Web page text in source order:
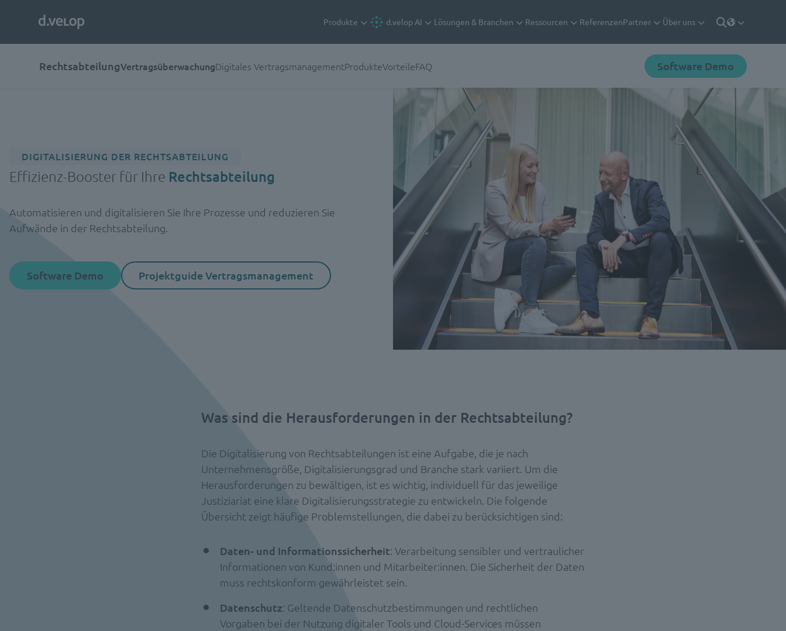
Produkte d.velop AI Lösungen & Branchen Ressourcen ReferenzenPartner Über uns Deutsch
Rechtsabteilung Software Demo
VertragsüberwachungDigitales VertragsmanagementProdukteVorteileFAQ
DIGITALISIERUNG DER RECHTSABTEILUNG
Effizienz-Booster für Ihre Rechtsabteilung
Automatisieren und digitalisieren Sie Ihre Prozesse und reduzieren Sie
Aufwände in der Rechtsabteilung.
Software Demo Projektguide Vertragsmanagement
Was sind die Herausforderungen in der Rechtsabteilung?
Die Digitalisierung von Rechtsabteilungen ist eine Aufgabe, die je nach
Unternehmensgröße, Digitalisierungsgrad und Branche stark variiert. Um die
Herausforderungen zu bewältigen, ist es wichtig, individuell für das jeweilige
Justiziariat eine klare Digitalisierungsstrategie zu entwickeln. Die folgende
Übersicht zeigt häufige Problemstellungen, die dabei zu berücksichtigen sind:
Daten- und Informationssicherheit: Verarbeitung sensibler und vertraulicher
Informationen von Kund:innen und Mitarbeiter:innen. Die Sicherheit der Daten
muss rechtskonform gewährleistet sein.
Datenschutz: Geltende Datenschutzbestimmungen und rechtlichen
Vorgaben bei der Nutzung digitaler Tools und Cloud-Services müssen